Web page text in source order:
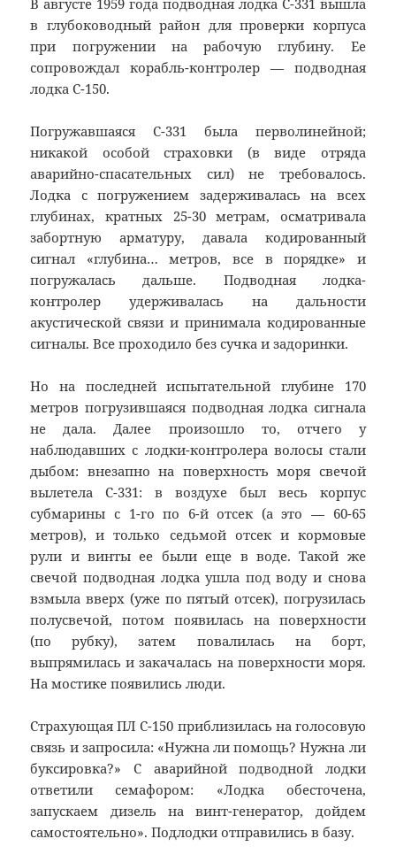
В августе 1959 года подводная лодка С-331 вышла
в глубоководный район для проверки корпуса
при погружении на рабочую глубину. Ее
сопровождал корабль-контролер — подводная
лодка С-150.
Погружавшаяся С-331 была перволинейной;
никакой особой страховки (в виде отряда
аварийно-спасательных сил) не требовалось.
Лодка с погружением задерживалась на всех
глубинах, кратных 25-30 метрам, осматривала
забортную арматуру, давала кодированный
сигнал «глубина… метров, все в порядке» и
погружалась дальше. Подводная лодка-
контролер удерживалась на дальности
акустической связи и принимала кодированные
сигналы. Все проходило без сучка и задоринки.
Но на последней испытательной глубине 170
метров погрузившаяся подводная лодка сигнала
не дала. Далее произошло то, отчего у
наблюдавших с лодки-контролера волосы стали
дыбом: внезапно на поверхность моря свечой
вылетела С-331: в воздухе был весь корпус
субмарины с 1-го по 6-й отсек (а это — 60-65
метров), и только седьмой отсек и кормовые
рули и винты ее были еще в воде. Такой же
свечой подводная лодка ушла под воду и снова
взмыла вверх (уже по пятый отсек), погрузилась
полусвечой, потом появилась на поверхности
(по рубку), затем повалилась на борт,
выпрямилась и закачалась на поверхности моря.
На мостике появились люди.
Страхующая ПЛ С-150 приблизилась на голосовую
связь и запросила: «Нужна ли помощь? Нужна ли
буксировка?» С аварийной подводной лодки
ответили семафором: «Лодка обесточена,
запускаем дизель на винт-генератор, дойдем
самостоятельно». Подлодки отправились в базу.